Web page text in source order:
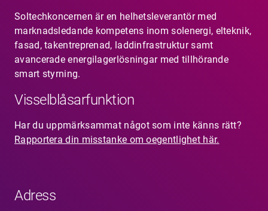
Soltechkoncernen är en helhetsleverantör med
marknadsledande kompetens inom solenergi, elteknik,
fasad, takentreprenad, laddinfrastruktur samt
avancerade energilagerlösningar med tillhörande
smart styrning.
Visselblåsarfunktion
Har du uppmärksammat något som inte känns rätt?
Rapportera din misstanke om oegentlighet här.
Adress